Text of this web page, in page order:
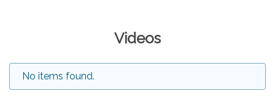
Videos
No items found.